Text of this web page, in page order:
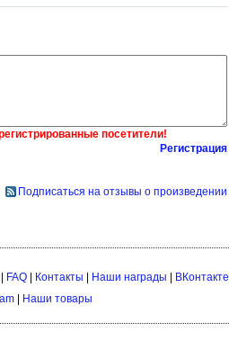
посетители!
Регистрация
Подписаться на отзывы о произведении
FAQ| Контакты | Наши награды | ВКонтакте
| Наши товары